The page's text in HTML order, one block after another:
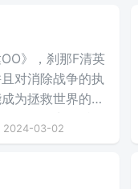
》，刹那F清英
对消除战争的执
为拯救世界的存
，因为很有趣
2024-03-02